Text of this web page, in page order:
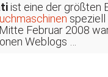
ist eine der größten
speziell
Februar 2008
Weblogs …